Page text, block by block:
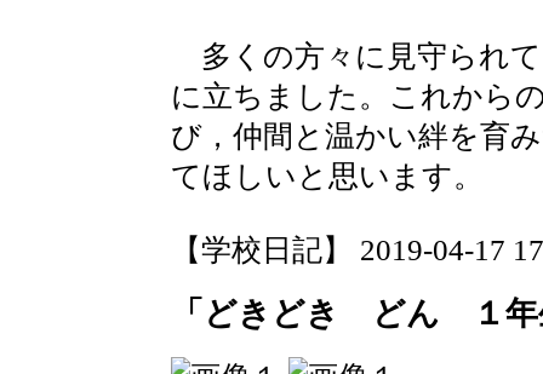
多くの方々に見守られ
に立ちました。これから
び，仲間と温かい絆を育
てほしいと思います。
【学校日記】 2019-04-17
「どきどき どん １年